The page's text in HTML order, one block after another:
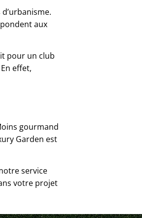
aux
pour un club
effet,
gourmand
Garden est
service
votre projet